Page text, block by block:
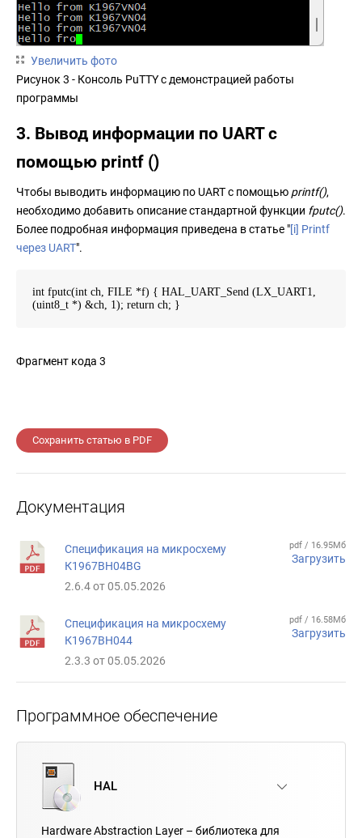
Увеличить фото
Рисунок 3 - Консоль PuTTY с демонстрацией работы
программы
3. Вывод информации по UART с
помощью printf ()
Чтобы выводить информацию по UART с помощью printf(),
необходимо добавить описание стандартной функции fputc().
Более подробная информация приведена в статье "[i] Printf
через UART".
int fputc(int ch, FILE *f) { HAL_UART_Send (LX_UART1,
(uint8_t *) &ch, 1); return ch; }
Фрагмент кода 3
Сохранить статью в PDF
Документация
Спецификация на микросхему
К1967ВН04BG
2.6.4 от 05.05.2026
pdf / 16.95Мб
Загрузить
Спецификация на микросхему
К1967ВН044
2.3.3 от 05.05.2026
pdf / 16.58Мб
Загрузить
Программное обеспечение
HAL
Hardware Abstraction Layer – библиотека для